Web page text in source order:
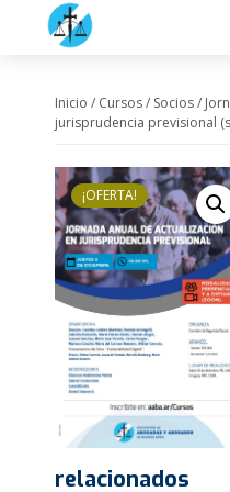
Inicio / Cursos/ Socios/
jurisprudencia previsional
¡OFERTA!
relacionados